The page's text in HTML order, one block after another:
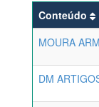
Conteúdo
MOURA
DM